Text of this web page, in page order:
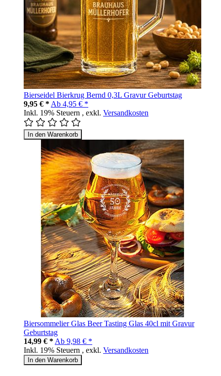
Bierseidel Bierkrug Bernd 0,3L Gravur Geburtstag
9,95 € * Ab 4,95 € *
Inkl. 19% Steuern , exkl. Versandkosten
In den Warenkorb
Biersommelier Glas Beer Tasting Glas 40cl mit Gravur
Geburtstag
14,99 € * Ab 9,98 € *
Inkl. 19% Steuern , exkl. Versandkosten
In den Warenkorb